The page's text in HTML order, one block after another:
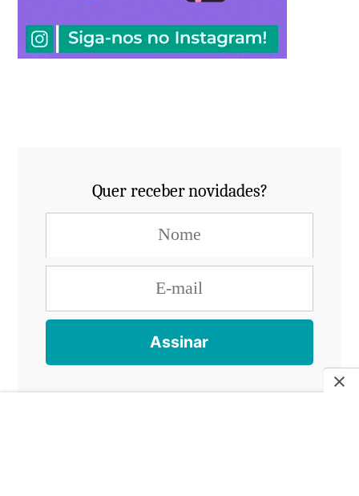
Quer receber novidades?